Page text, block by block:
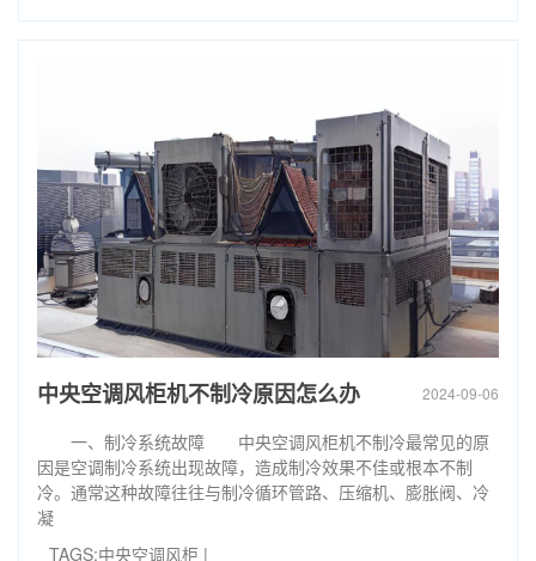
中央空调风柜机不制冷原因怎么办 2024-09-06
一、制冷系统故障 中央空调风柜机不制冷最常见的原
因是空调制冷系统出现故障，造成制冷效果不佳或根本不制
冷。通常这种故障往往与制冷循环管路、压缩机、膨胀阀、冷
凝
TAGS:中央空调风柜 |